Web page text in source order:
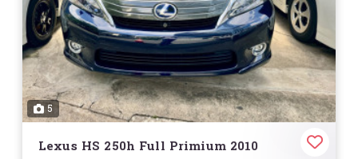
✨Interior : Black leather ?
✨Engine : 1.8L V4 hybrid ?
☑️ Equipment : - Speaker JBL?
- Auto parking ( ចូលចតស្វ័យប្រវត្តិ )
- Wireless charge
5
Lexus HS 250h Full Primium 2010